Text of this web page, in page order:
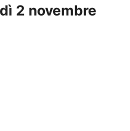
2 novembre